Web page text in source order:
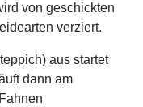
von geschickten
verziert.
aus startet
dann am